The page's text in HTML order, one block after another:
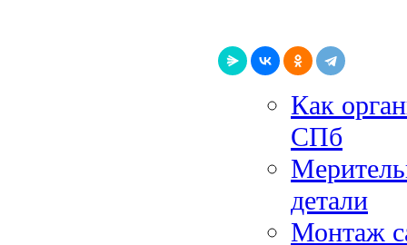
Как
СПб
детали
Монтаж